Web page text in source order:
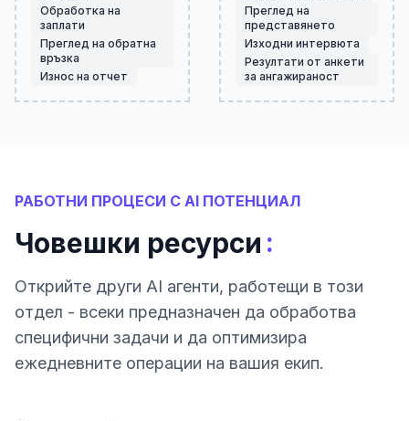
Обработка на
заплати
Преглед на обратна
връзка
Износ на отчет
Преглед на
представянето
Изходни интервюта
Резултати от анкети
за ангажираност
РАБОТНИ ПРОЦЕСИ С AI ПОТЕНЦИАЛ
Човешки ресурси :
Открийте други AI агенти, работещи в този
отдел - всеки предназначен да обработва
специфични задачи и да оптимизира
ежедневните операции на вашия екип.